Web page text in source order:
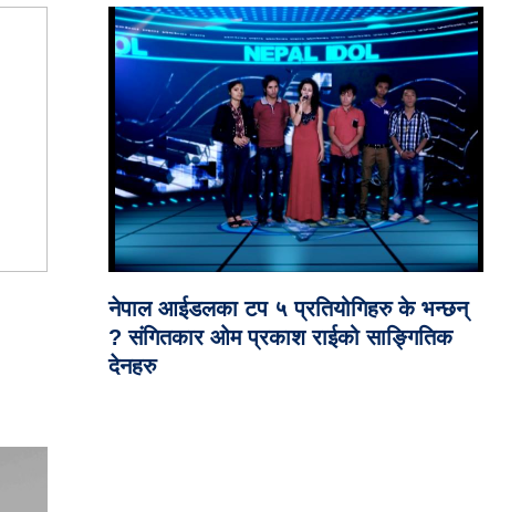
नेपाल आईडलका टप ५ प्रतियोगिहरु के भन्छन्
? संगितकार ओम प्रकाश राईको साङ्गितिक
देनहरु